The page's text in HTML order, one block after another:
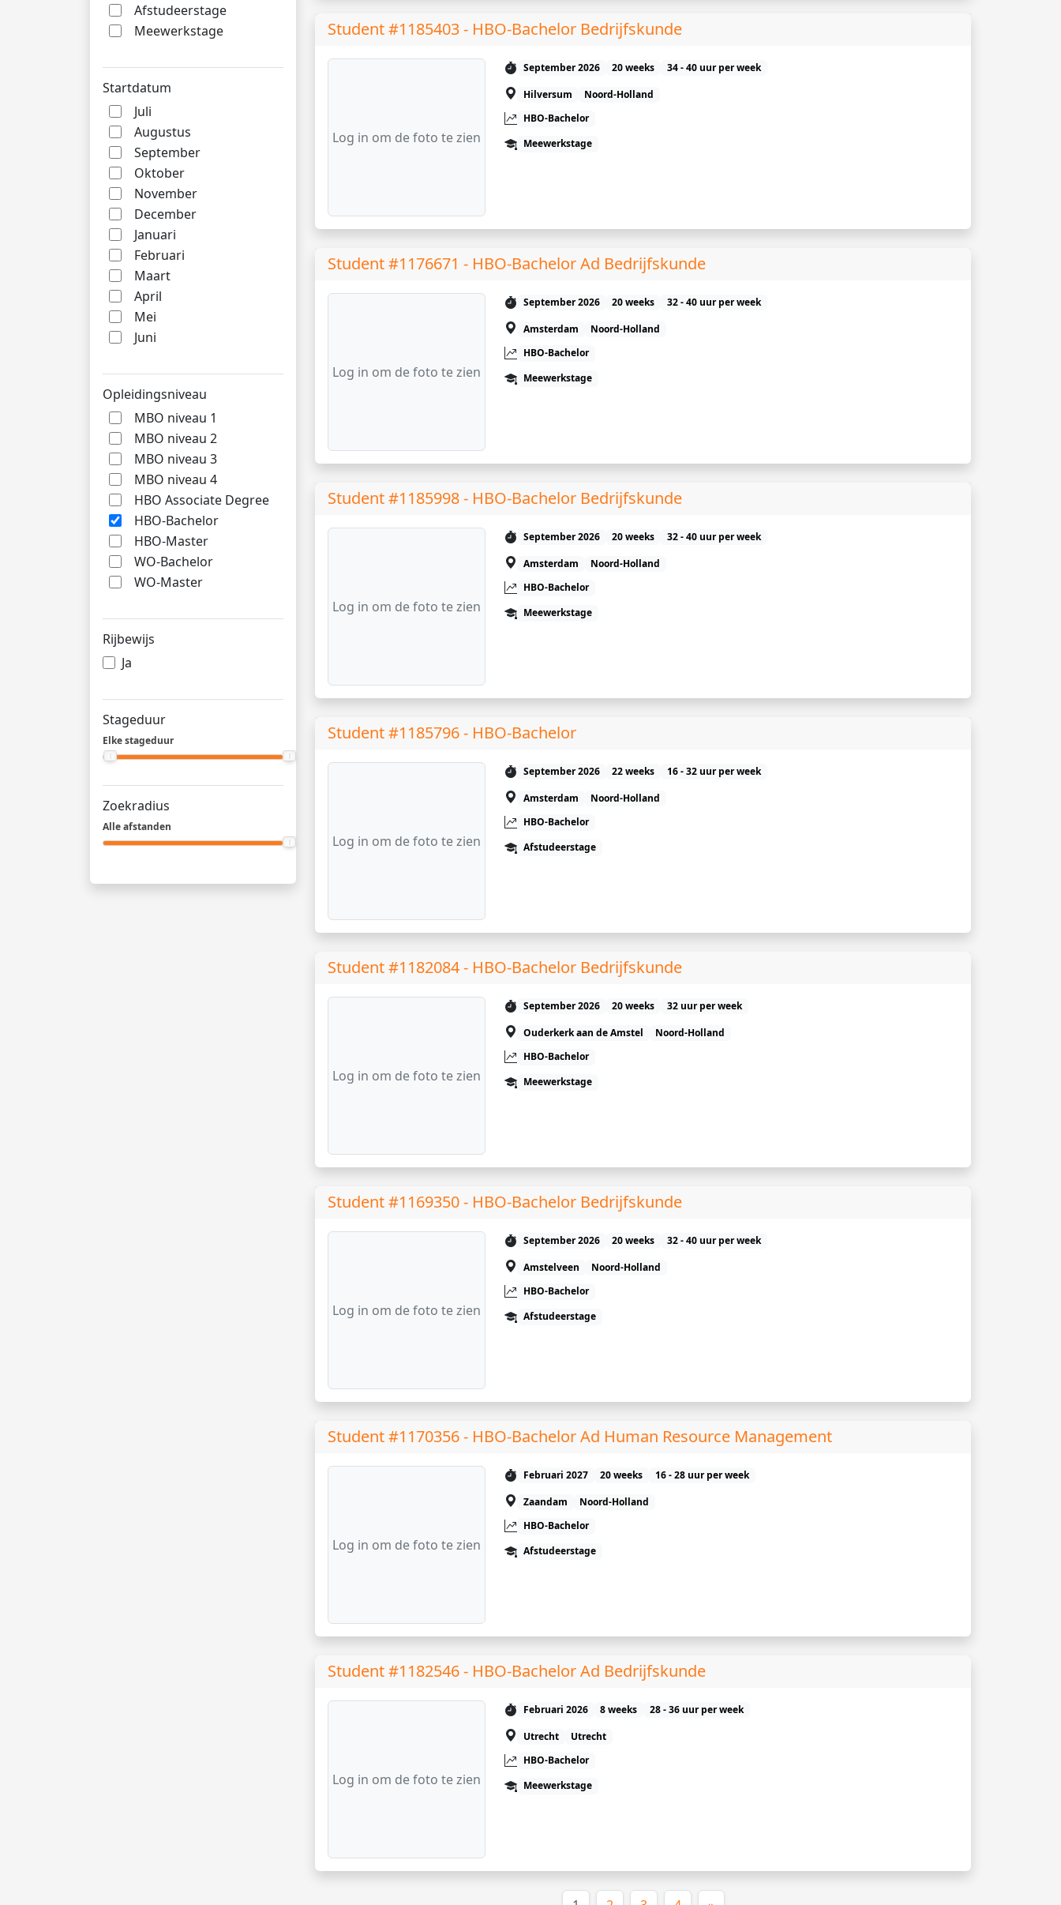
Afstudeerstage
Meewerkstage
Startdatum
Juli
Augustus
September
Oktober
November
December
Januari
Februari
Maart
April
Mei
Juni
Opleidingsniveau
MBO niveau 1
MBO niveau 2
MBO niveau 3
MBO niveau 4
HBO Associate Degree
HBO-Bachelor
HBO-Master
WO-Bachelor
WO-Master
Rijbewijs
Ja
Stageduur
Elke stageduur
Zoekradius
Alle afstanden
Student #1185403 - HBO-Bachelor Bedrijfskunde
Log in om de foto te zien
September 2026 20 weeks
34 - 40 uur per week
Hilversum
Noord-Holland
HBO-Bachelor
Meewerkstage
Student #1176671 - HBO-Bachelor Ad Bedrijfskunde
Log in om de foto te zien
September 2026 20 weeks
32 - 40 uur per week
Amsterdam
Noord-Holland
HBO-Bachelor
Meewerkstage
Student #1185998 - HBO-Bachelor Bedrijfskunde
Log in om de foto te zien
September 2026 20 weeks
32 - 40 uur per week
Amsterdam
Noord-Holland
HBO-Bachelor
Meewerkstage
Student #1185796 - HBO-Bachelor
Log in om de foto te zien
September 2026 22 weeks
16 - 32 uur per week
Amsterdam
Noord-Holland
HBO-Bachelor
Afstudeerstage
Student #1182084 - HBO-Bachelor Bedrijfskunde
Log in om de foto te zien
September 2026 20 weeks
32 uur per week
Ouderkerk aan de Amstel
Noord-Holland
HBO-Bachelor
Meewerkstage
Student #1169350 - HBO-Bachelor Bedrijfskunde
Log in om de foto te zien
September 2026 20 weeks
32 - 40 uur per week
Amstelveen
Noord-Holland
HBO-Bachelor
Afstudeerstage
Student #1170356 - HBO-Bachelor Ad Human Resource Management
Log in om de foto te zien
Februari 2027 20 weeks
16 - 28 uur per week
Zaandam
Noord-Holland
HBO-Bachelor
Afstudeerstage
Student #1182546 - HBO-Bachelor Ad Bedrijfskunde
Log in om de foto te zien
Februari 2026 8 weeks
28 - 36 uur per week
Utrecht
Utrecht
HBO-Bachelor
Meewerkstage